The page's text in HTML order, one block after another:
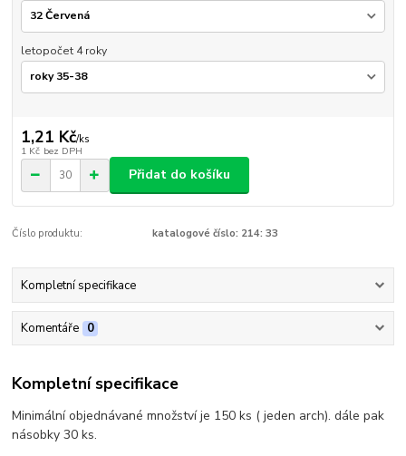
letopočet 4 roky
1,21 Kč/ks
1 Kč bez DPH
Přidat do košíku
Číslo produktu: katalogové číslo: 214: 33
Kompletní specifikace
Komentáře 0
Kompletní specifikace
Minimální objednávané množství je 150 ks ( jeden arch). dále pak
násobky 30 ks.